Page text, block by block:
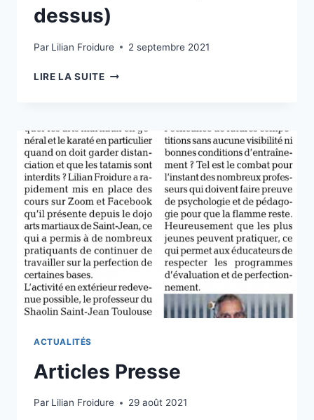
EN
EXTÉRIEUR
MÊME
COURS
ET
LES
RÉSULTATS
EN
JUIN
ONT
ÉTÉS
LÀ
AVEC
CANDIDATS
PRÉSENTÉS
DU
4°
DAN
9
dessus)
Par Lilian Froidure 2 septembre 2021
LIRE LA SUITEINFOS
ACTUALITÉS
Articles Presse
Par Lilian Froidure 29 août 2021